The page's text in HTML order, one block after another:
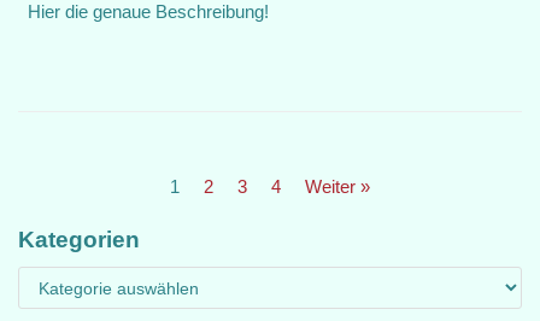
Hier die genaue Beschreibung!
1 2 3 4 Weiter »
Kategorien